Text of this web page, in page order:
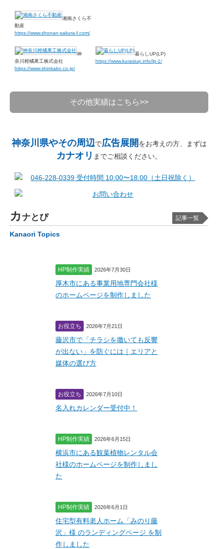
湘南さくら不
動産
https://www.shonan-sakura-f.com/
神
奈川柑橘果工株式会社
https://www.shinkako.co.jp/
暮らしUP(LP)
https://www.kurasiup.info/lp-1/
その他実績はこちら>>
神奈川県やその周辺で広告展開 をお考えの方、まずは
カナオリ までご相談ください。
カナとぴ 記事一覧
Kanaori Topics
HP制作実績 2026年7月30日
厚木市にある事業用地専門会社様
のホームページを制作しました
お役立ち 2026年7月21日
藤沢市で「チラシを撒いても反響
が出ない」を防ぐには｜エリアと
媒体の選び方
お役立ち 2026年7月10日
名入れカレンダー受付中！
HP制作実績 2026年6月15日
横浜市にある観葉植物レンタル会
社様のホームページを制作しまし
た
HP制作実績 2026年6月1日
住宅型有料老人ホーム「みのり藤
沢」様 のランディングページ を制
作しました